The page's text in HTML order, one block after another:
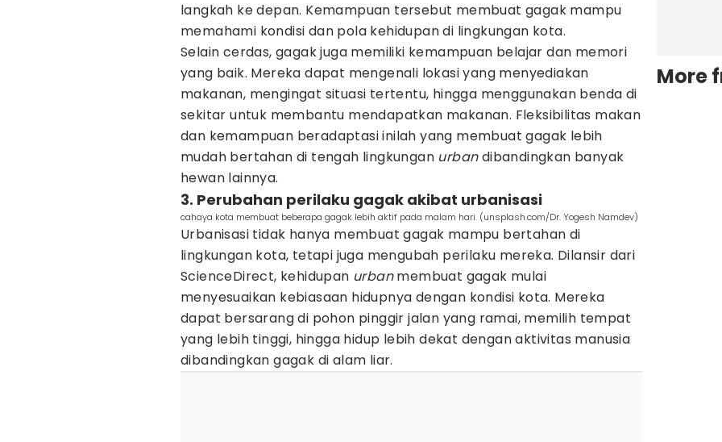
langkah ke depan. Kemampuan tersebut membuat gagak mampu
memahami kondisi dan pola kehidupan di lingkungan kota.
Selain cerdas, gagak juga memiliki kemampuan belajar dan memori
yang baik. Mereka dapat mengenali lokasi yang menyediakan
makanan, mengingat situasi tertentu, hingga menggunakan benda di
sekitar untuk membantu mendapatkan makanan. Fleksibilitas makan
dan kemampuan beradaptasi inilah yang membuat gagak lebih
mudah bertahan di tengah lingkungan urbandibandingkan banyak
hewan lainnya.
3. Perubahan perilaku gagak akibat urbanisasi
cahaya kota membuat beberapa gagak lebih aktif pada malam hari. (unsplash.com/Dr. Yogesh Namdev)
Urbanisasi tidak hanya membuat gagak mampu bertahan di
lingkungan kota, tetapi juga mengubah perilaku mereka. Dilansir dari
ScienceDirect, kehidupan urbanmembuat gagak mulai
menyesuaikan kebiasaan hidupnya dengan kondisi kota. Mereka
dapat bersarang di pohon pinggir jalan yang ramai, memilih tempat
yang lebih tinggi, hingga hidup lebih dekat dengan aktivitas manusia
dibandingkan gagak di alam liar.
More